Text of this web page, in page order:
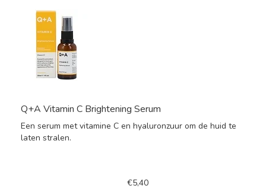
Q+A Vitamin C Brightening Serum
Een serum met vitamine C en hyaluronzuur om de huid te
laten stralen.
€5,40